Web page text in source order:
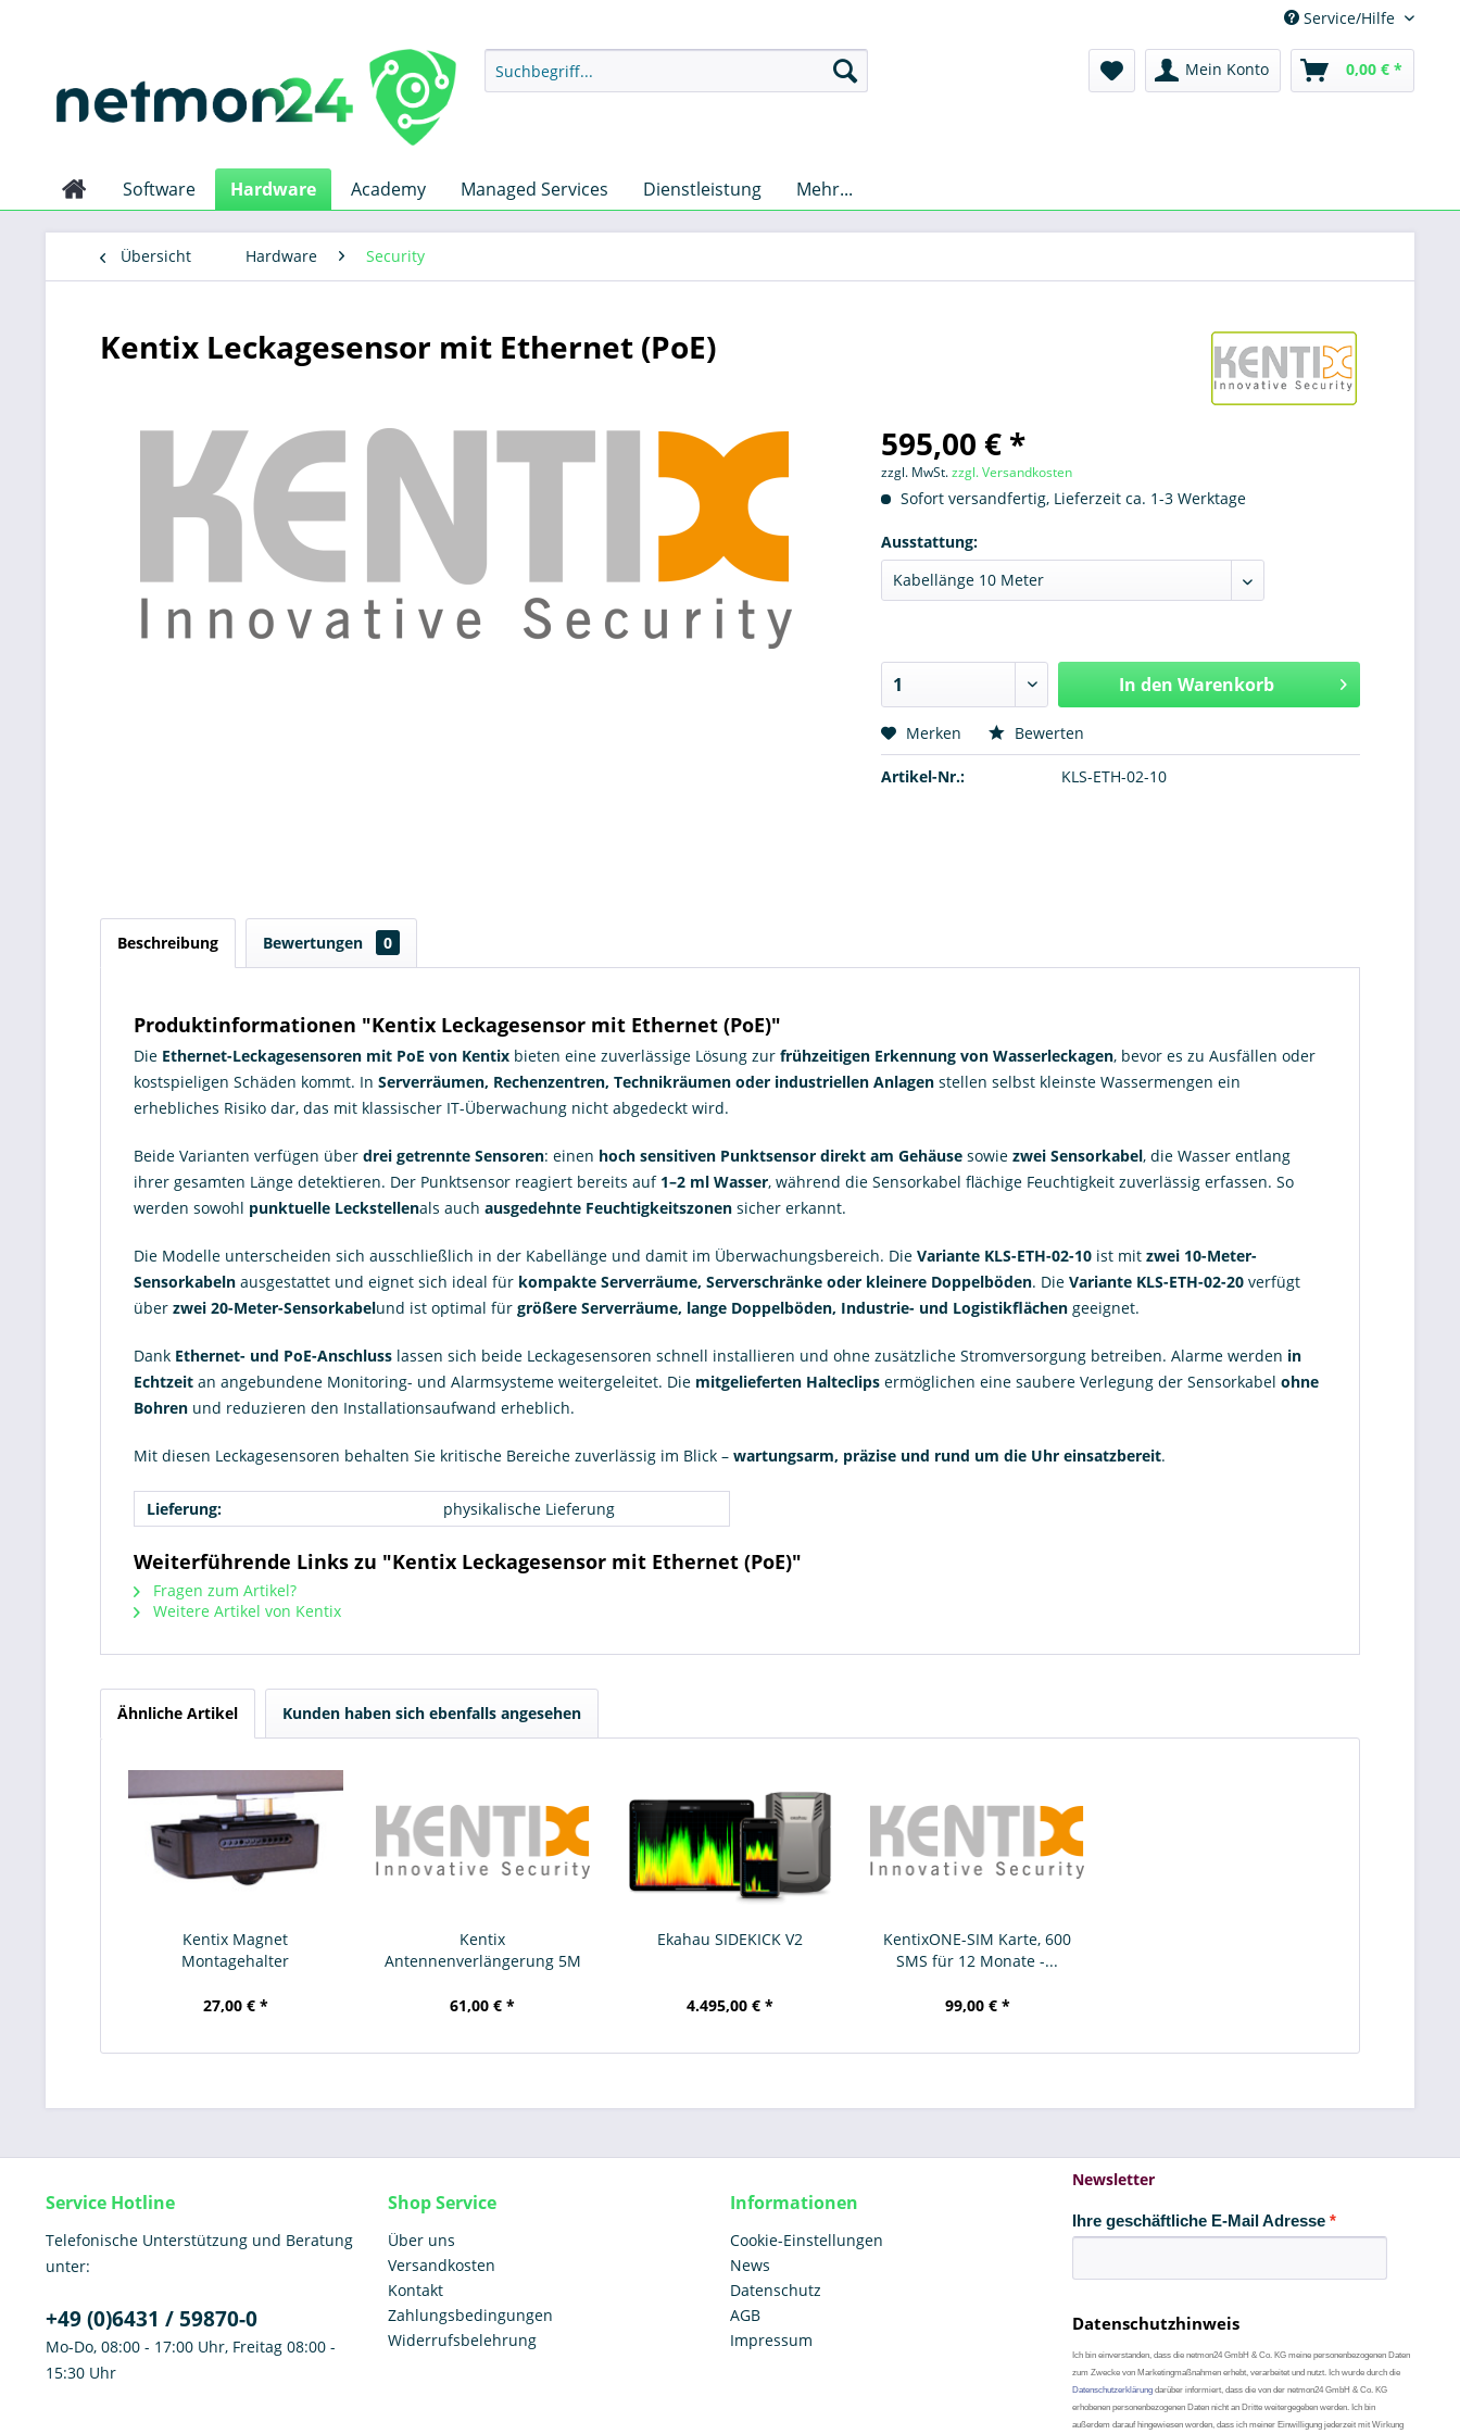
Service/Hilfe
Mein Konto 0,00 € *
Software Hardware Academy Managed Services Dienstleistung Mehr...
Übersicht Hardware Security
Kentix Leckagesensor mit Ethernet (PoE)
595,00 € *
zzgl. MwSt.zzgl. Versandkosten
Sofort versandfertig, Lieferzeit ca. 1-3 Werktage
Ausstattung:
In den Warenkorb
Merken Bewerten
Artikel-Nr.: KLS-ETH-02-10
Beschreibung Bewertungen 0
Produktinformationen "Kentix Leckagesensor mit Ethernet (PoE)"
Die Ethernet-Leckagesensoren mit PoE von Kentix bieten eine zuverlässige Lösung zur frühzeitigen Erkennung von Wasserleckagen, bevor es zu Ausfällen oder
kostspieligen Schäden kommt. In Serverräumen, Rechenzentren, Technikräumen oder industriellen Anlagen stellen selbst kleinste Wassermengen ein
erhebliches Risiko dar, das mit klassischer IT-Überwachung nicht abgedeckt wird.
Beide Varianten verfügen über drei getrennte Sensoren: einen hoch sensitiven Punktsensor direkt am Gehäuse sowie zwei Sensorkabel, die Wasser entlang
ihrer gesamten Länge detektieren. Der Punktsensor reagiert bereits auf 1–2 ml Wasser, während die Sensorkabel flächige Feuchtigkeit zuverlässig erfassen. So
werden sowohl punktuelle Leckstellenals auch ausgedehnte Feuchtigkeitszonen sicher erkannt.
Die Modelle unterscheiden sich ausschließlich in der Kabellänge und damit im Überwachungsbereich. Die Variante KLS-ETH-02-10 ist mit zwei 10-Meter-
Sensorkabeln ausgestattet und eignet sich ideal für kompakte Serverräume, Serverschränke oder kleinere Doppelböden. Die Variante KLS-ETH-02-20 verfügt
über zwei 20-Meter-Sensorkabelund ist optimal für größere Serverräume, lange Doppelböden, Industrie- und Logistikflächen geeignet.
Dank Ethernet- und PoE-Anschluss lassen sich beide Leckagesensoren schnell installieren und ohne zusätzliche Stromversorgung betreiben. Alarme werden in
Echtzeit an angebundene Monitoring- und Alarmsysteme weitergeleitet. Die mitgelieferten Halteclips ermöglichen eine saubere Verlegung der Sensorkabel ohne
Bohren und reduzieren den Installationsaufwand erheblich.
Mit diesen Leckagesensoren behalten Sie kritische Bereiche zuverlässig im Blick – wartungsarm, präzise und rund um die Uhr einsatzbereit.
Lieferung: physikalische Lieferung
Weiterführende Links zu "Kentix Leckagesensor mit Ethernet (PoE)"
Fragen zum Artikel?
Weitere Artikel von Kentix
Ähnliche Artikel Kunden haben sich ebenfalls angesehen
Kentix Magnet
Montagehalter
27,00 € *
Kentix
Antennenverlängerung 5M
61,00 € *
Ekahau SIDEKICK V2
4.495,00 € *
KentixONE-SIM Karte, 600
SMS für 12 Monate -...
99,00 € *
Service Hotline
Telefonische Unterstützung und Beratung
unter:
+49 (0)6431 / 59870-0
Mo-Do, 08:00 - 17:00 Uhr, Freitag 08:00 -
15:30 Uhr
Shop Service
Über uns
Versandkosten
Kontakt
Zahlungsbedingungen
Widerrufsbelehrung
Informationen
Cookie-Einstellungen
News
Datenschutz
AGB
Impressum
Newsletter
Ihre geschäftliche E-Mail Adresse
Datenschutzhinweis
Ich bin einverstanden, dass die netmon24 GmbH & Co. KG meine personenbezogenen Daten
zum Zwecke von Marketingmaßnahmen erhebt, verarbeitet und nutzt. Ich wurde durch die
Datenschutzerklärung darüber informiert, dass die von der netmon24 GmbH & Co. KG
erhobenen personenbezogenen Daten nicht an Dritte weitergegeben werden. Ich bin
außerdem darauf hingewiesen worden, dass ich meiner Einwilligung jederzeit mit Wirkung